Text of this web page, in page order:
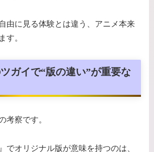
由に見る体験とは違う、アニメ本来
す。
ガイで“版の違い”が重要な
考察です。
でオリジナル版が意味を持つのは、